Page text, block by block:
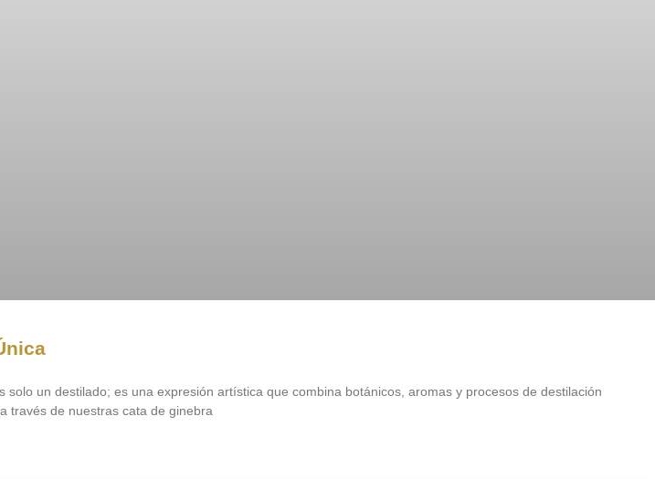
un destilado; es una expresión artística que combina botánicos, aromas y procesos de destilación
través de nuestras cata de ginebra